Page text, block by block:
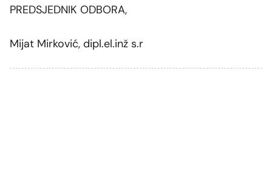
PREDSJEDNIK ODBORA,
Mijat Mirković, dipl.el.inž s.r